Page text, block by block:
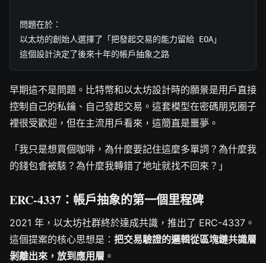
問題在於：
以太坊的創始人選擇了「把發起交易的能力留給 EOA」
這個設計決定了後來十年的帳戶抽象之路
早期這不是問題。比特幣和以太坊設計時的願景是用戶直接
控制自己的私鑰、自己發起交易。這套模型在密碼朋克圈子
裡很受歡迎，但在主流用戶看來，這簡直是噩夢。
「我只是想買個咖啡，為什麼要記住這麼多單詞？為什麼我
的錢包會被駭？為什麼我轉錯了地址就找不回來？」
ERC-4337：帳戶抽象的第一個里程碑
2021 年，以太坊社群終於達成共識，推出了 ERC-4337。
這個提案的核心思想是： 把交易驗證的邏輯從區塊鏈共識層
剝離出來，放到應用層 。